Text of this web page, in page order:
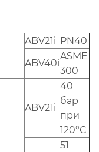
ABV21i PN40
ABV40i
ASME
300
ABV21i
40
бар
при
120°C
51